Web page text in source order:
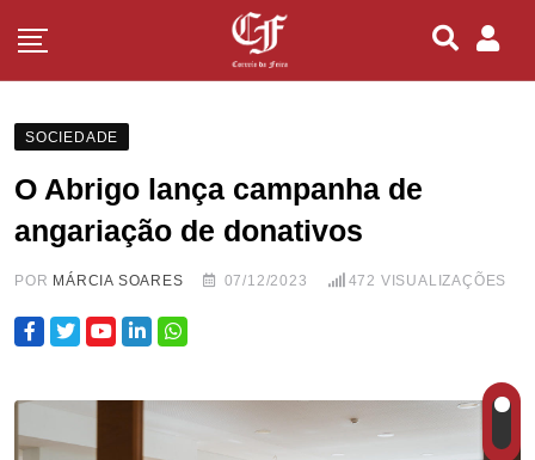
SOCIEDADE
O Abrigo lança campanha de
angariação de donativos
POR MÁRCIA SOARES 07/12/2023 472 VISUALIZAÇÕES